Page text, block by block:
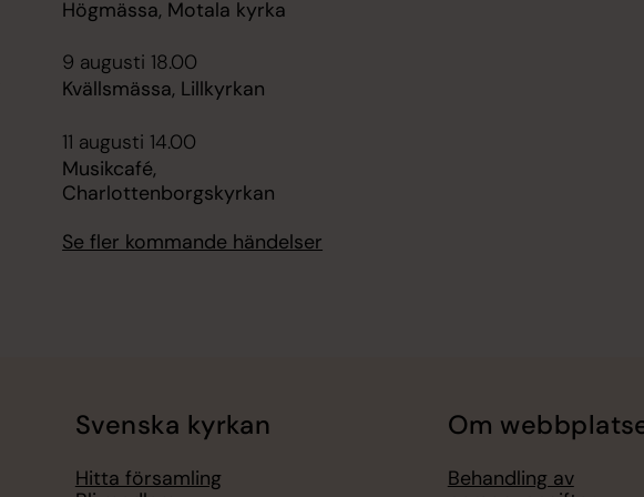
Högmässa, Motala kyrka
9 augusti 18.00
Kvällsmässa, Lillkyrkan
11 augusti 14.00
Musikcafé,
Charlottenborgskyrkan
Se fler kommande händelser
Svenska kyrkan
Hitta församling
Om
Behandling av